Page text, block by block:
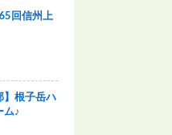
回信州上
】根子岳ハ
ム♪